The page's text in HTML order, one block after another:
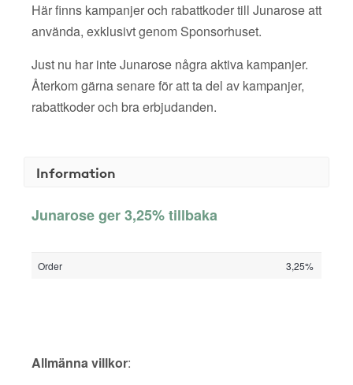
Här finns kampanjer och rabattkoder till Junarose att
använda, exklusivt genom Sponsorhuset.
Just nu har inte Junarose några aktiva kampanjer.
Återkom gärna senare för att ta del av kampanjer,
rabattkoder och bra erbjudanden.
Information
Junarose ger 3,25% tillbaka
Order 3,25%
Allmänna villkor: